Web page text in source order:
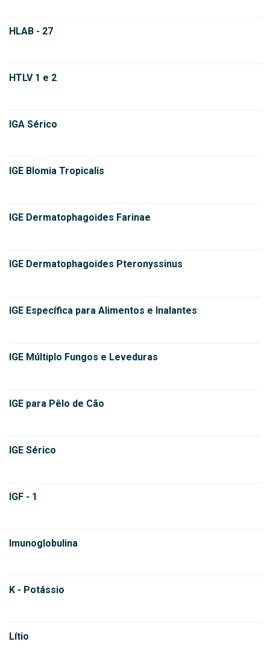
HLAB - 27
HTLV 1 e 2
IGA Sérico
IGE Blomia Tropicalis
IGE Dermatophagoides Farinae
IGE Dermatophagoides Pteronyssinus
IGE Específica para Alimentos e Inalantes
IGE Múltiplo Fungos e Leveduras
IGE para Pêlo de Cão
IGE Sérico
IGF - 1
Imunoglobulina
K - Potássio
Lítio